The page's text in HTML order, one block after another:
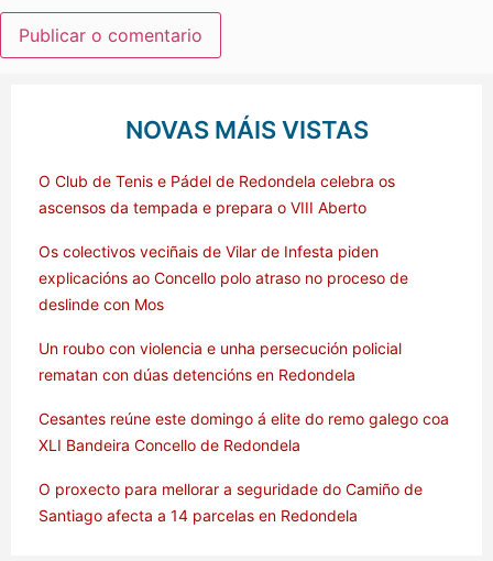
NOVAS MÁIS VISTAS
O Club de Tenis e Pádel de Redondela celebra os
ascensos da tempada e prepara o VIII Aberto
Os colectivos veciñais de Vilar de Infesta piden
explicacións ao Concello polo atraso no proceso de
deslinde con Mos
Un roubo con violencia e unha persecución policial
rematan con dúas detencións en Redondela
Cesantes reúne este domingo á elite do remo galego coa
XLI Bandeira Concello de Redondela
O proxecto para mellorar a seguridade do Camiño de
Santiago afecta a 14 parcelas en Redondela